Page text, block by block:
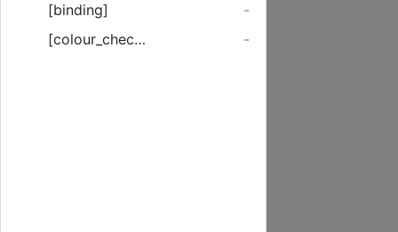
[binding]
-
[colour_checker]
-